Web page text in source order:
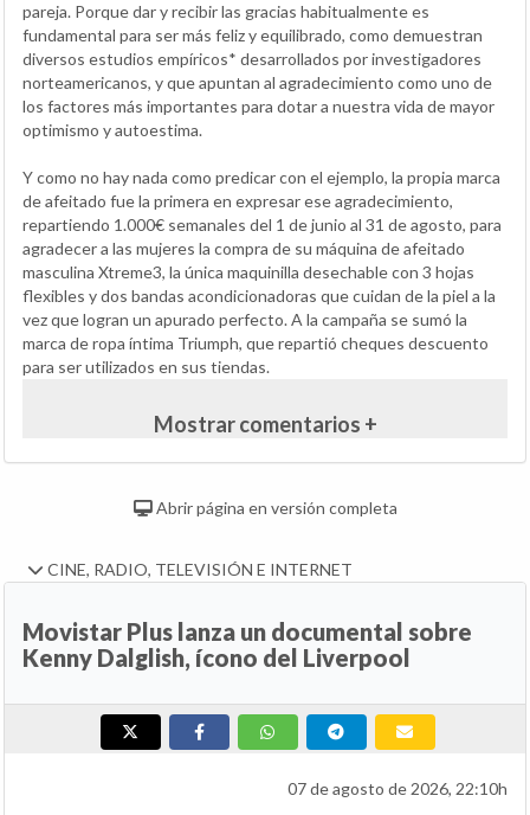
pareja. Porque dar y recibir las gracias habitualmente es
fundamental para ser más feliz y equilibrado, como demuestran
diversos estudios empíricos* desarrollados por investigadores
norteamericanos, y que apuntan al agradecimiento como uno de
los factores más importantes para dotar a nuestra vida de mayor
optimismo y autoestima.
Y como no hay nada como predicar con el ejemplo, la propia marca
de afeitado fue la primera en expresar ese agradecimiento,
repartiendo 1.000€ semanales del 1 de junio al 31 de agosto, para
agradecer a las mujeres la compra de su máquina de afeitado
masculina Xtreme3, la única maquinilla desechable con 3 hojas
flexibles y dos bandas acondicionadoras que cuidan de la piel a la
vez que logran un apurado perfecto. A la campaña se sumó la
marca de ropa íntima Triumph, que repartió cheques descuento
para ser utilizados en sus tiendas.
Mostrar comentarios +
Abrir página en versión completa
CINE, RADIO, TELEVISIÓN E INTERNET
Movistar Plus lanza un documental sobre
Kenny Dalglish, ícono del Liverpool
07 de agosto de 2026, 22:10h